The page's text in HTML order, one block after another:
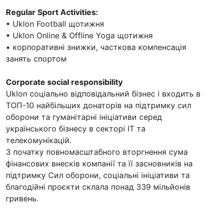
Regular Sport Activities:
• Uklon Football щотижня
• Uklon Online & Offline Yoga щотижня
• корпоративні знижки, часткова компенсація
занять спортом
Corporate social responsibility
Uklon соціально відповідальний бізнес і входить в
ТОП-10 найбільших донаторів на підтримку сил
оборони та гуманітарні ініціативи серед
українського бізнесу в секторі ІТ та
телекомунікацій.
З початку повномасштабного вторгнення сума
фінансових внесків компанії та її засновників на
підтримку Сил оборони, соціальні ініціативи та
благодійні проєкти склала понад 339 мільйонів
гривень.